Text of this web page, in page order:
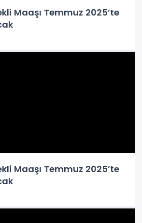
Maaşı Temmuz 2025’te
Maaşı Temmuz 2025’te